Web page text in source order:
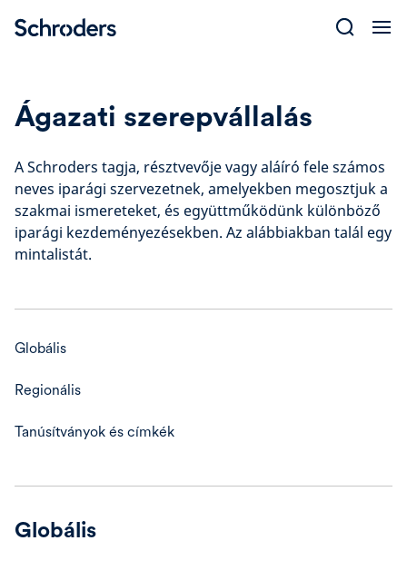
Ágazati szerepvállalás
A Schroders tagja, résztvevője vagy aláíró fele számos
neves iparági szervezetnek, amelyekben megosztjuk a
szakmai ismereteket, és együttműködünk különböző
iparági kezdeményezésekben. Az alábbiakban talál egy
mintalistát.
Globális
Regionális
Tanúsítványok és címkék
Globális